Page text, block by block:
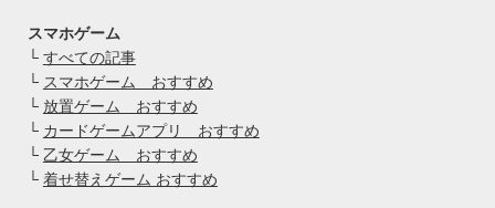
スマホゲーム
└ すべての記事
└ スマホゲーム おすすめ
└ 放置ゲーム おすすめ
└ カードゲームアプリ おすすめ
└ 乙女ゲーム おすすめ
└ 着せ替えゲーム おすすめ